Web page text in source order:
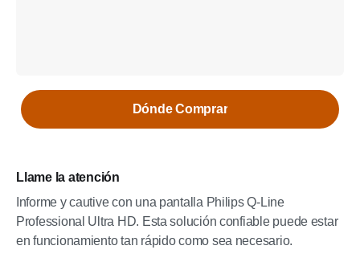
Llame la atención
Informe y cautive con una pantalla Philips Q-Line
Professional Ultra HD. Esta solución confiable puede estar
en funcionamiento tan rápido como sea necesario.
Dónde Comprar